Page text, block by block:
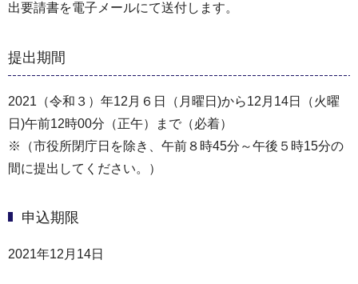
出要請書を電子メールにて送付します。
提出期間
2021（令和３）年12月６日（月曜日)から12月14日（火曜
日)午前12時00分（正午）まで（必着）
※（市役所閉庁日を除き、午前８時45分～午後５時15分の
間に提出してください。）
申込期限
2021年12月14日